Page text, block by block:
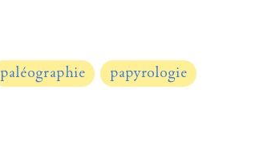
paléographie
papyrologie